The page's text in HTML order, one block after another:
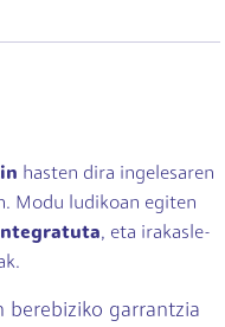
hasten dira ingelesaren
Modu ludikoan egiten
, eta irakasle-
berebiziko garrantzia